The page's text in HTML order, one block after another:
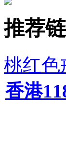
推荐
桃红色
香港